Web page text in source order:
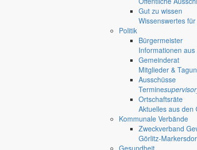
Gut zu wissen
Wissenswertes
Politik
Bürgermeister
Informationen
Gemeinderat
Mitglieder &
Ausschüsse
Termine
Ortschaftsräte
Aktuelles aus den
Kommunale Verbände
Zweckverband
Görlitz-
Gesundheit